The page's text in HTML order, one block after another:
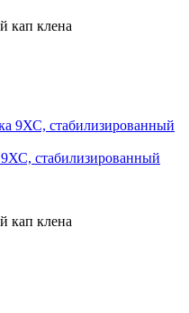
кап клена
стабилизированный
кап клена